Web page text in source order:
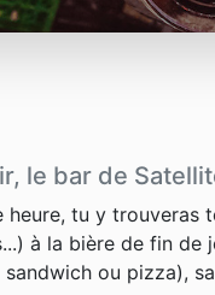
le bar de
tu y
à la bière de fin
ou pizza),